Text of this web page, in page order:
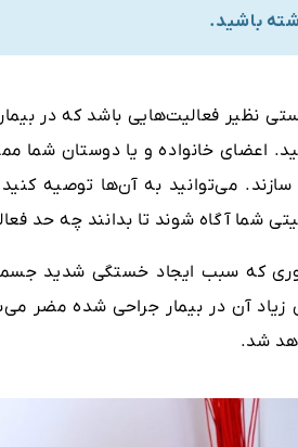
باشید.
نظیر فعالیت‌هایی باشد که در
اعضای خانواده و یا دوستان
سازند. می‌توانید به آن‌ها توصیه
شما آگاه شوند تا بدانند چه حد
که سبب ایجاد خستگی شدید
آن در بیمار جراحی شده مضر
شد.